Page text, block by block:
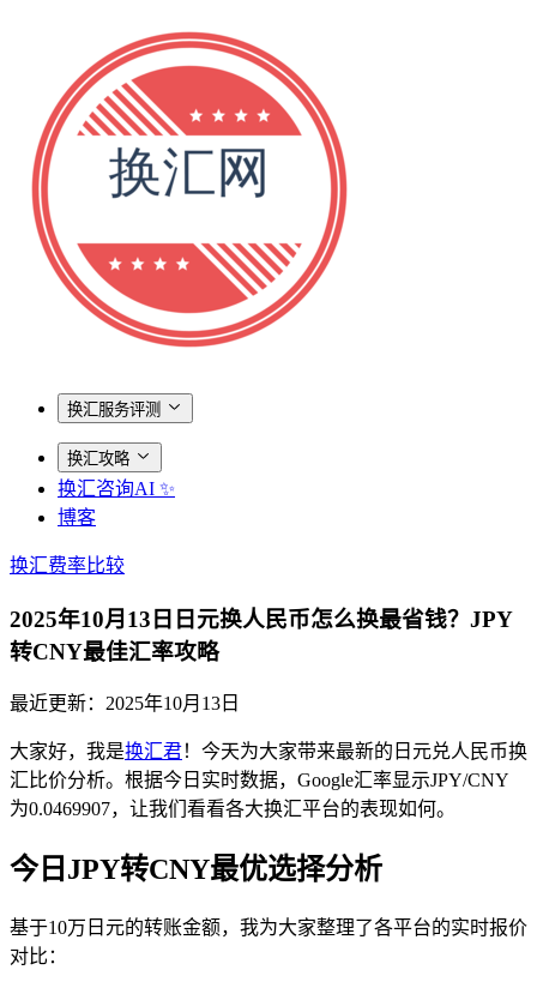
换汇服务评测
换汇攻略
换汇咨询AI ✨
博客
换汇费率比较
2025年10月13日日元换人民币怎么换最省钱？JPY
转CNY最佳汇率攻略
最近更新： 2025年10月13日
大家好，我是换汇君！今天为大家带来最新的日元兑人民币换
汇比价分析。根据今日实时数据，Google汇率显示JPY/CNY
为0.0469907，让我们看看各大换汇平台的表现如何。
今日JPY转CNY最优选择分析
基于10万日元的转账金额，我为大家整理了各平台的实时报价
对比：